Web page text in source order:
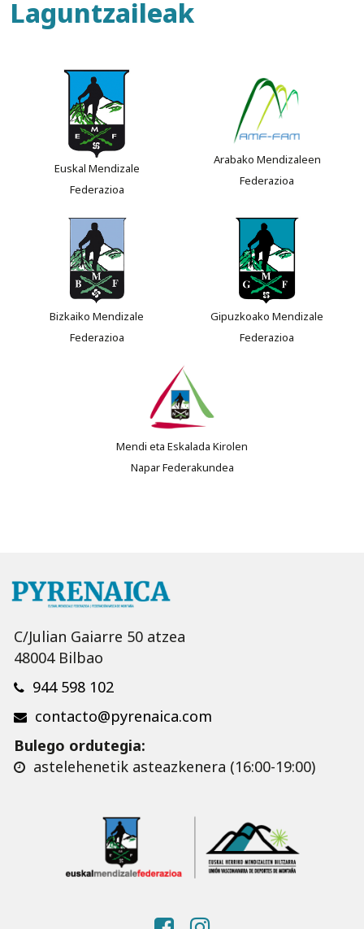
Laguntzaileak
Euskal Mendizale
Federazioa
Arabako Mendizaleen
Federazioa
Bizkaiko Mendizale
Federazioa
Gipuzkoako Mendizale
Federazioa
Mendi eta Eskalada Kirolen
Napar Federakundea
C/Julian Gaiarre 50 atzea
48004 Bilbao
944 598 102
contacto@pyrenaica.com
Bulego ordutegia:
astelehenetik asteazkenera (16:00-19:00)